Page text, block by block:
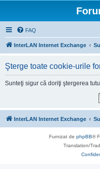
FAQ
InterLAN Internet Exchange
Şterge toate cookie-urile
Sunteţi sigur că doriţi ştergerea
InterLAN Internet Exchange
Furnizat de phpBB®
Translation/